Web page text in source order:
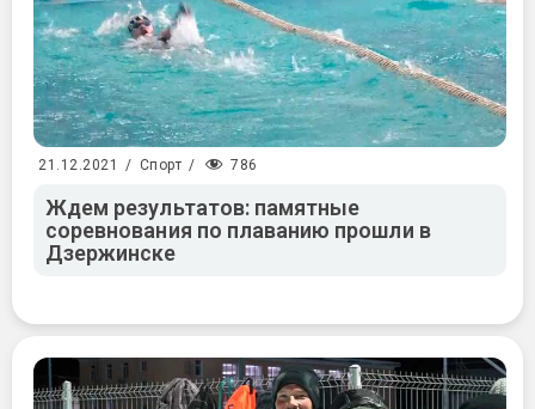
21.12.2021 / Спорт / 786
Ждем результатов: памятные
соревнования по плаванию прошли в
Дзержинске